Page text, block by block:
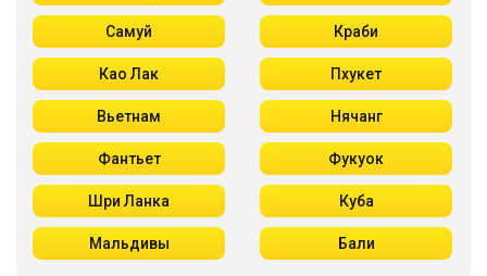
Самуй Краби
Као Лак Пхукет
Вьетнам Нячанг
Фантьет Фукуок
Шри Ланка Куба
Мальдивы Бали